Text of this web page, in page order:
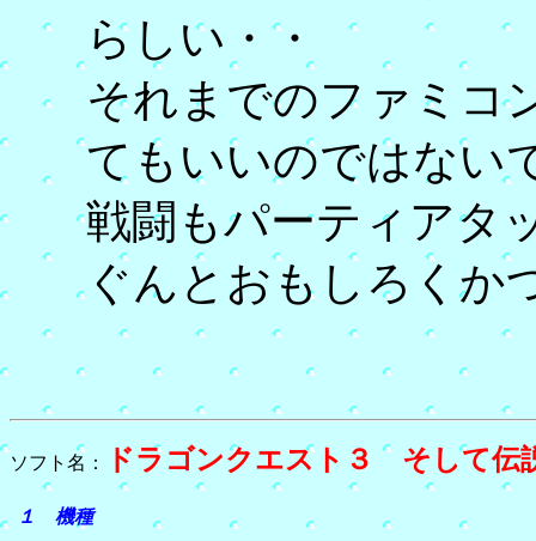
らしい・・
それまでのファミコ
てもいいのではない
戦闘もパーティアタ
ぐんとおもしろくか
ソフト名： ドラゴンクエスト３ そして伝
１ 機種